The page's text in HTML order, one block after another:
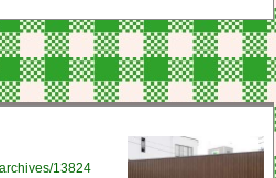
13824